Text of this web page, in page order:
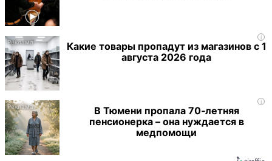
i
Какие товары пропадут из магазинов с 1
августа 2026 года
i
В Тюмени пропала 70‑летняя
пенсионерка – она нуждается в
медпомощи